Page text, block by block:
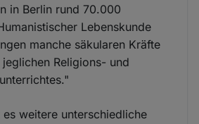
in Berlin rund 70.000
Lebenskunde
manche säkularen Kräfte
Religions- und
es weitere unterschiedliche